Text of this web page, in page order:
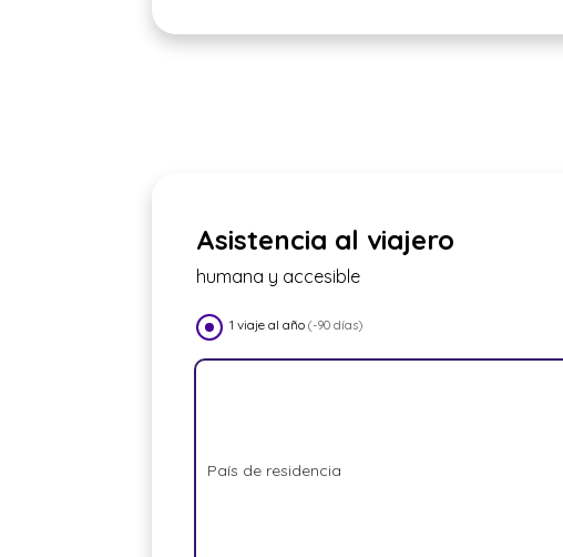
Asistencia al viajero
humana y accesible
1 viaje al año (-90 días)
País de residencia